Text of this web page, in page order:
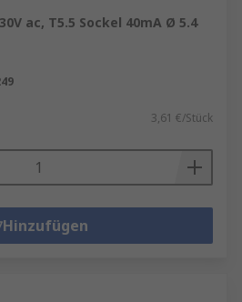
ac, T5.5 Sockel 40mA Ø 5.4
3,61 €/Stück
Hinzufügen